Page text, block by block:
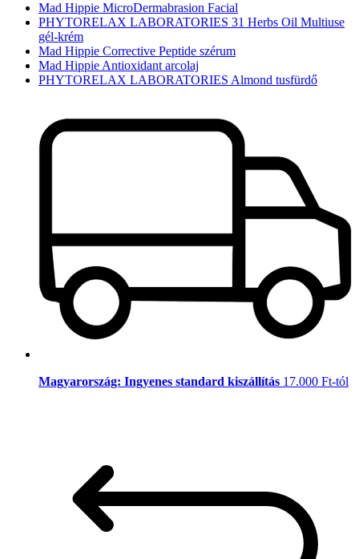
Mad Hippie MicroDermabrasion Facial
PHYTORELAX LABORATORIES 31 Herbs Oil Multiuse
gél-krém
Mad Hippie Corrective Peptide szérum
Mad Hippie Antioxidant arcolaj
PHYTORELAX LABORATORIES Almond tusfürdő
Magyarország: Ingyenes standard kiszállítás 17.000 Ft-tól